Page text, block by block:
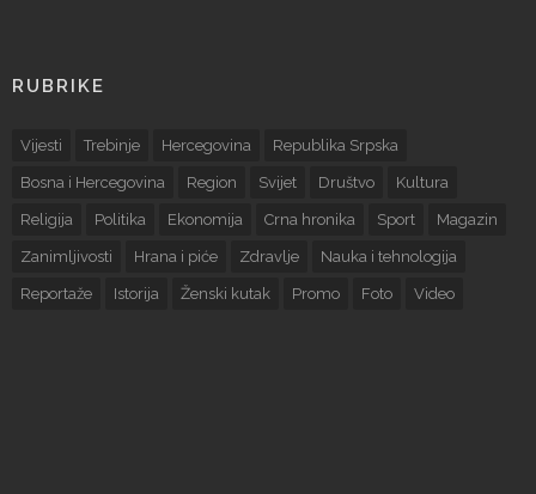
RUBRIKE
Vijesti Trebinje Hercegovina Republika Srpska
Bosna i Hercegovina Region Svijet Društvo Kultura
Religija Politika Ekonomija Crna hronika Sport Magazin
Zanimljivosti Hrana i piće Zdravlje Nauka i tehnologija
Reportaže Istorija Ženski kutak Promo Foto Video